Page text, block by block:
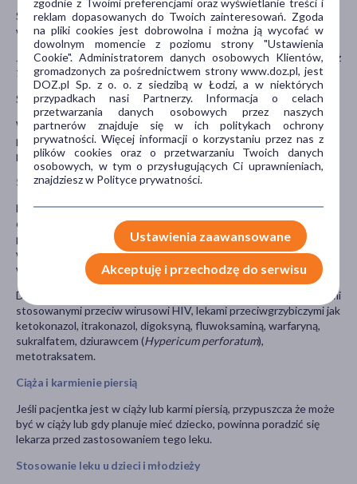
Stosowanie tego leku może wiązać się z obniżonym wchłanianiem
witaminy B12 i ryzykiem jej niedoboru.
Jeśli Dexilant jest stosowany długotrwale (przez okres dłuższy niż
1 rok), lekarz może zalecić badania w celu kontroli stanu zdrowia.
Stosowanie IPP może wiązać się z ryzykiem osteoporozy.
W substancjach pomocniczych można znaleźć sacharozę - w
przypadku nietolerancji niektórych cukrów należy zasięgnąć
porady lekarza czy lek ten może być stosowany.
Stosowanie innych leków
Należy powiedzieć lekarzowi o wszystkich lekach przyjmowanych
obecnie lub ostatnio, a także o lekach, które pacjent planuje
przyjmować. Jest to istotne, ponieważ dekslanzoprazol może
wpływać na działanie innych leków. Również niektóre leki mogą
wpływać na działanie dekslanzoprazolu.
Dexilant może wchodzić w interakcje z: lekami przeciwwirusowymi
stosowanymi przeciw wirusowi HIV, lekami przeciwgrzybiczymi jak
ketokonazol, itrakonazol, digoksyną, fluwoksaminą, warfaryną,
sukralfatem, dziurawcem (Hypericum perforatum),
metotraksatem.
Ciąża i karmienie piersią
Jeśli pacjentka jest w ciąży lub karmi piersią, przypuszcza że może
być w ciąży lub gdy planuje mieć dziecko, powinna poradzić się
lekarza przed zastosowaniem tego leku.
Stosowanie leku u dzieci i młodzieży
reklam dopasowanych do Twoich zainteresowań. Zgoda
na pliki cookies jest dobrowolna i można ją wycofać w
dowolnym momencie z poziomu strony "Ustawienia
Cookie". Administratorem danych osobowych Klientów,
gromadzonych za pośrednictwem strony www.doz.pl, jest
DOZ.pl Sp. z o. o. z siedzibą w Łodzi, a w niektórych
przypadkach nasi Partnerzy. Informacja o celach
przetwarzania danych osobowych przez naszych
partnerów znajduje się w ich politykach ochrony
prywatności. Więcej informacji o korzystaniu przez nas z
plików cookies oraz o przetwarzaniu Twoich danych
osobowych, w tym o przysługujących Ci uprawnieniach,
znajdziesz w Polityce prywatności.
Ustawienia zaawansowane
Akceptuję i przechodzę do serwisu